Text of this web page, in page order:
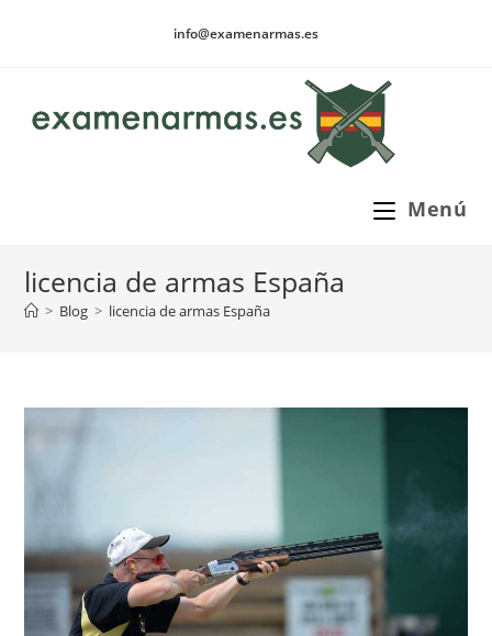
info@examenarmas.es
Menú
licencia de armas España
> Blog > licencia de armas España